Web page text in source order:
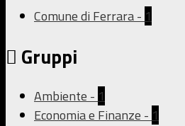
Comune di Ferrara- 1
Gruppi
Ambiente - 1
Economia e Finanze - 1